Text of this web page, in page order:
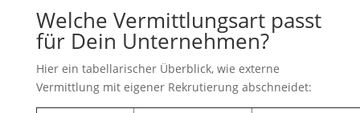
Welche Vermittlungsart passt
für Dein Unternehmen?
Hier ein tabellarischer Überblick, wie externe
Vermittlung mit eigener Rekrutierung abschneidet: